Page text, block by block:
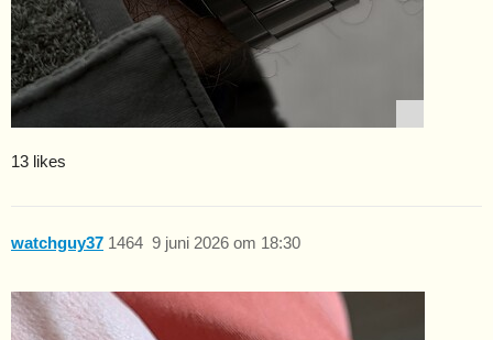
13 likes
watchguy37 9 juni 2026 om 18:30
1464